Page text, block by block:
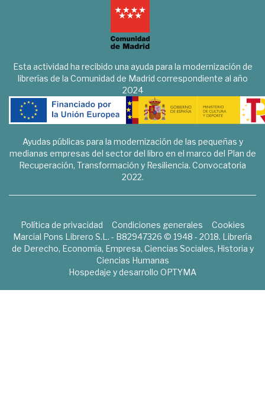
Esta actividad ha recibido una ayuda para la modernización de
librerías de la Comunidad de Madrid correspondiente al año
2024
Ayudas públicas para la modernización de las pequeñas y
medianas empresas del sector del libro en el marco del Plan de
Recuperación, Transformación y Resiliencia. Convocatoria
2022.
Política de privacidad Condiciones generales
Cookies
Marcial Pons Librero S.L. - B82947326 © 1948 - 2018. Librería
de Derecho, Economía, Empresa, Ciencias Sociales, Historia y
Ciencias Humanas
Hospedaje y desarrollo OPTYMA